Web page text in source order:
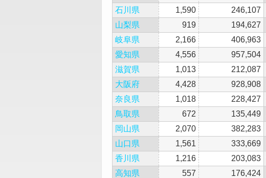
石川県
1,590 246,107
山梨県
919 194,627
岐阜県
2,166 406,963
愛知県
4,556 957,504
滋賀県
1,013 212,087
大阪府
4,428 928,908
奈良県
1,018 228,427
鳥取県
672 135,449
岡山県
2,070 382,283
山口県
1,561 333,669
香川県
1,216 203,083
高知県
557 176,424